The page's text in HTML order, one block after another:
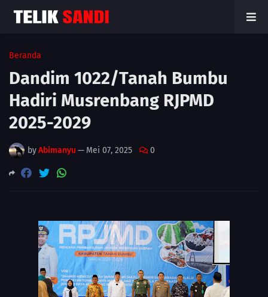
Beranda
Dandim 1022/Tanah Bumbu
Hadiri Musrenbang RJPMD
2025-2029
byAbimanyu — Mei 07, 2025 0